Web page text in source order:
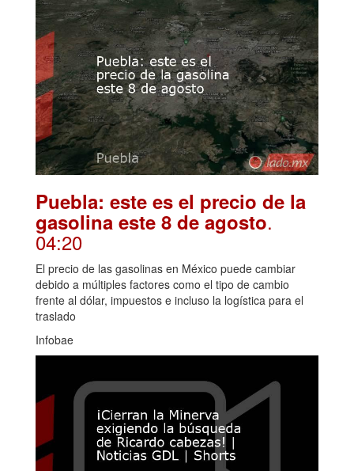
Puebla: este es el precio de la
gasolina este 8 de agosto.
04:20
El precio de las gasolinas en México puede cambiar
debido a múltiples factores como el tipo de cambio
frente al dólar, impuestos e incluso la logística para el
traslado
Infobae